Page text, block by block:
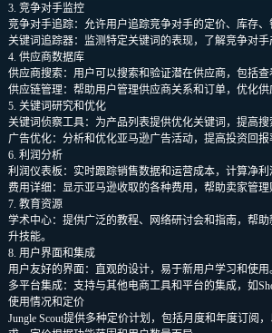
3. 竞争对手监控
竞争对手追踪：允许用户追踪竞争对手的定价、库存、
关键词追踪器：监测特定关键词的表现，了解竞争对手
4. 供应商数据库
供应商搜索：用户可以搜索和验证潜在供应商，包括查
供应链管理：帮助用户管理供应商关系和订单，优化供
5. 关键词研究和优化
关键词侦察工具：为产品列表提供优化关键词，提高搜
广告优化：分析和优化亚马逊广告活动，提高投资回报
6. 利润分析
利润仪表板：实时跟踪销售数据和运营成本，计算净利
费用详细：显示亚马逊收取的各种费用，帮助卖家管理
7. 教育资源
学术中心：提供广泛的教程、网络研讨会和指南，帮
升技能。
8. 用户界面和集成
用户友好的界面：直观的设计，易于新用户学习和使用
多平台集成：支持与其他电商工具和平台的集成，如
使用情况和定价
Jungle Scout提供多种定价计划，包括月度和年度订阅